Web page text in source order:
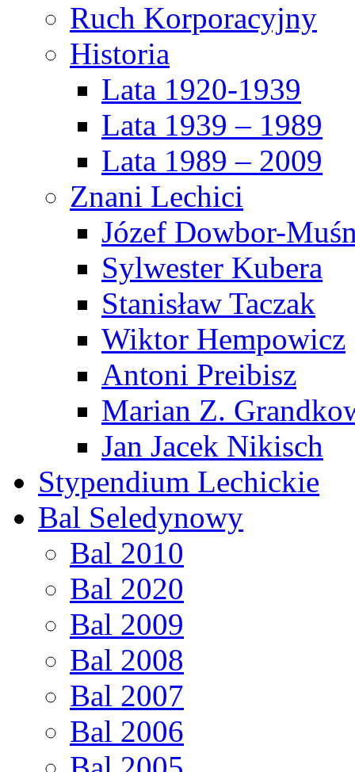
Ruch Korporacyjny
Historia
Lata 1920-1939
Lata 1939 – 1989
Lata 1989 – 2009
Znani Lechici
Józef Dowbor-
Sylwester Kubera
Stanisław Taczak
Wiktor Hempowicz
Antoni Preibisz
Marian Z.
Jan Jacek Nikisch
Stypendium Lechickie
Bal Seledynowy
Bal 2010
Bal 2020
Bal 2009
Bal 2008
Bal 2007
Bal 2006